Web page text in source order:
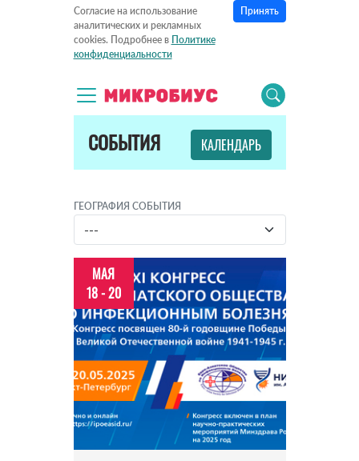
Согласие на использование
аналитических и рекламных
cookies. Подробнее в Политике
конфиденциальности
Принять
СОБЫТИЯ КАЛЕНДАРЬ
ГЕОГРАФИЯ СОБЫТИЯ
МАЯ
18 - 20